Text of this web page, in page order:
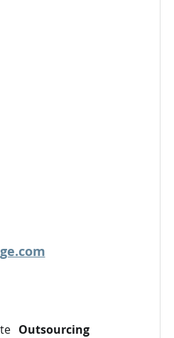
Outsourcing